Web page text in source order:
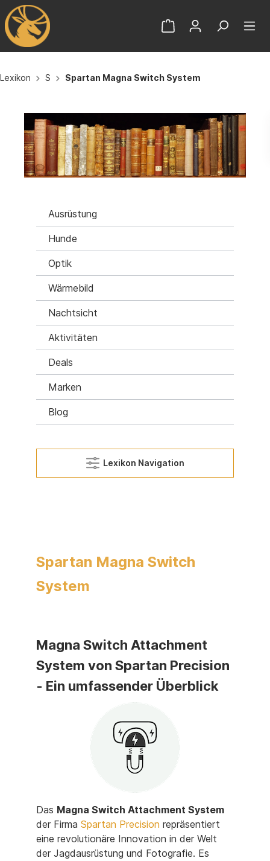
Lexikon S Spartan Magna Switch System
Ausrüstung
Hunde
Optik
Wärmebild
Nachtsicht
Aktivitäten
Deals
Marken
Blog
Lexikon Navigation
Spartan Magna Switch
System
Magna Switch Attachment
System von Spartan Precision
- Ein umfassender Überblick
Das Magna Switch Attachment System
der Firma Spartan Precision repräsentiert
eine revolutionäre Innovation in der Welt
der Jagdausrüstung und Fotografie. Es